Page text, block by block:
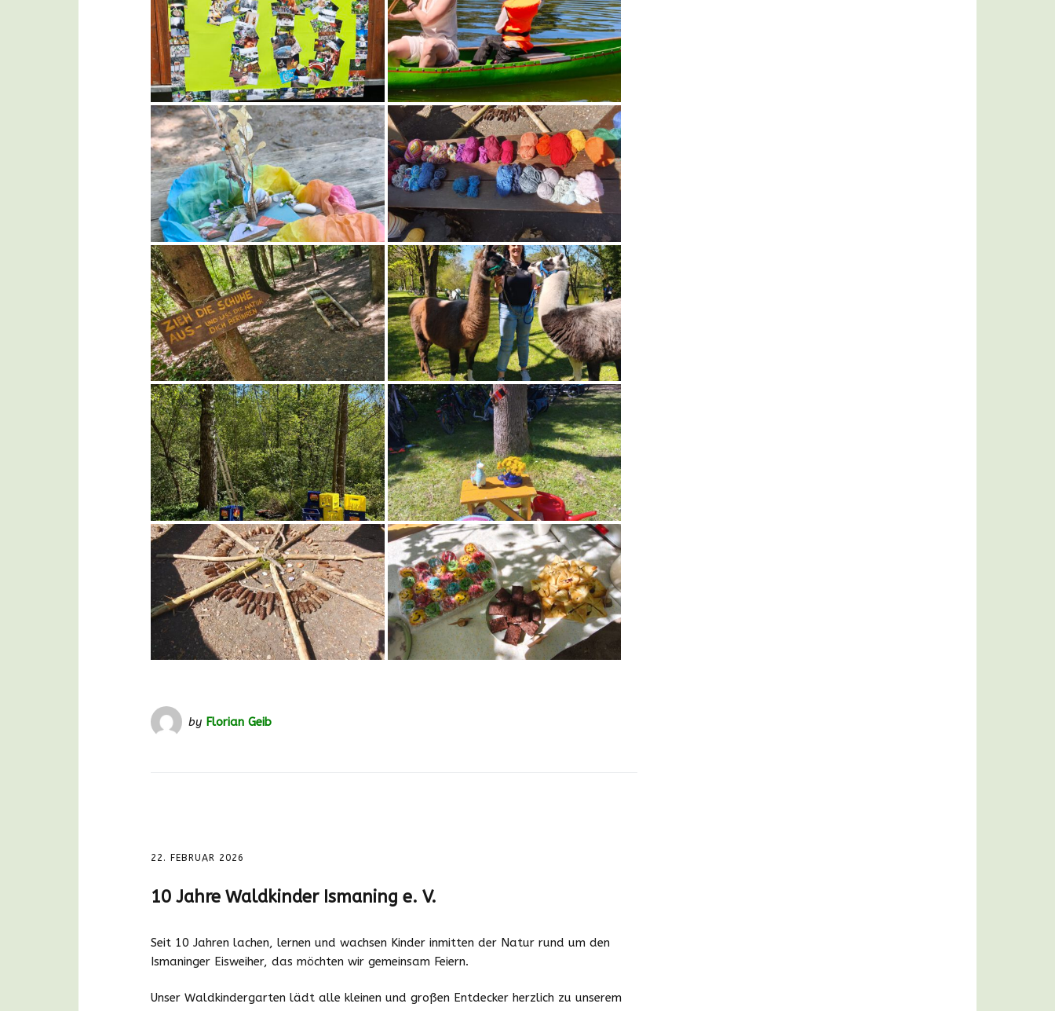
by Florian Geib
22. FEBRUAR 2026
10 Jahre Waldkinder Ismaning e. V.
Seit 10 Jahren lachen, lernen und wachsen Kinder inmitten der Natur rund um den
Ismaninger Eisweiher, das möchten wir gemeinsam Feiern.
Unser Waldkindergarten lädt alle kleinen und großen Entdecker herzlich zu unserem